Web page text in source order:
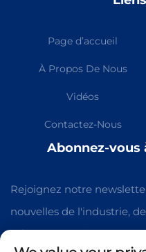
Page d’accueil
À Propos De Nous
Vidéos
Contactez-Nous
Abonnez-
Rejoignez notre
nouvelles de l'industrie,
informations de notre